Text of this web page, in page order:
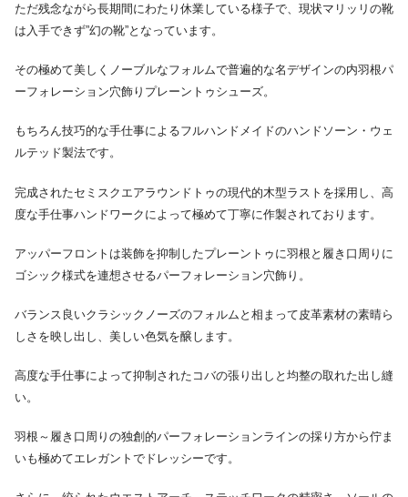
ただ残念ながら長期間にわたり休業している様子で、現状マリッリの靴
は入手できず”幻の靴”となっています。
その極めて美しくノーブルなフォルムで普遍的な名デザインの内羽根パ
ーフォレーション穴飾りプレーントゥシューズ。
もちろん技巧的な手仕事によるフルハンドメイドのハンドソーン・ウェ
ルテッド製法です。
完成されたセミスクエアラウンドトゥの現代的木型ラストを採用し、高
度な手仕事ハンドワークによって極めて丁寧に作製されております。
アッパーフロントは装飾を抑制したプレーントゥに羽根と履き口周りに
ゴシック様式を連想させるパーフォレーション穴飾り。
バランス良いクラシックノーズのフォルムと相まって皮革素材の素晴ら
しさを映し出し、美しい色気を醸します。
高度な手仕事によって抑制されたコバの張り出しと均整の取れた出し縫
い。
羽根～履き口周りの独創的パーフォレーションラインの採り方から佇ま
いも極めてエレガントでドレッシーです。